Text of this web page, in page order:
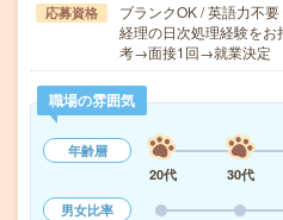
応募資格
ブランクOK / 英語力不要
経理の日次処理経験を
考→面接1回→就業決定
職場の雰囲気
年齢層
20代
30代
男女比率